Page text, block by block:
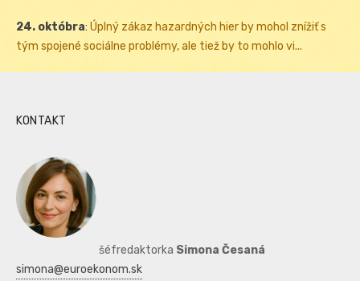
24. októbra: Úplný zákaz hazardných hier by mohol znížiť s
tým spojené sociálne problémy, ale tiež by to mohlo vi...
KONTAKT
šéfredaktorka Simona Česaná
simona@euroekonom.sk